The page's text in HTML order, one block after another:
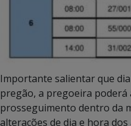
Importante salientar que
pregão, a pregoeira poderá
prosseguimento dentro da
alterações de dia e hora